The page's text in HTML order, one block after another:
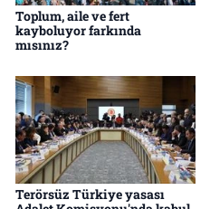
Toplum, aile ve fert
kayboluyor farkında
mısınız?
Terörsüz Türkiye yasası